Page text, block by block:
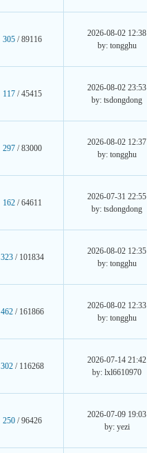
305/ 89116
2026-08-02 12:38
by: tongghu
117/ 45415
2026-08-02 23:53
by: tsdongdong
297/ 83000
2026-08-02 12:37
by: tongghu
162/ 64611
2026-07-31 22:55
by: tsdongdong
323/ 101834
2026-08-02 12:35
by: tongghu
462/ 161866
2026-08-02 12:33
by: tongghu
302/ 116268
2026-07-14 21:42
by: lxl6610970
250/ 96426
2026-07-09 19:03
by: yezi